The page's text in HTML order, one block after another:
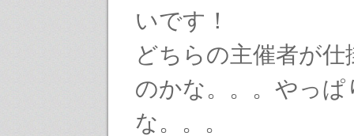
いです！
どちらの主催者が
のかな。。。やっぱ
な。。。